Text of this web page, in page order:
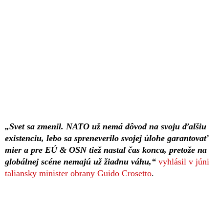
„Svet sa zmenil. NATO už nemá dôvod na svoju ďalšiu
existenciu, lebo sa spreneverilo svojej úlohe garantovať
mier a pre EÚ & OSN tiež nastal čas konca, pretože na
globálnej scéne nemajú už žiadnu váhu,“ vyhlásil v júni
taliansky minister obrany Guido Crosetto.